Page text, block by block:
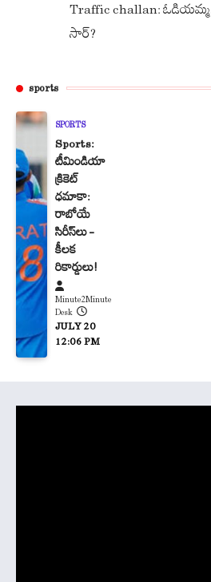
Traffic challan:
సార్?
sports
SPORTS
Sports:
టీమిండియా
క్రికెట్
ధమాకా:
రాబోయే
సిరీస్‌లు –
కీలక
రికార్డులు!
Minute2Minute
Desk
JULY 20
12:06 PM